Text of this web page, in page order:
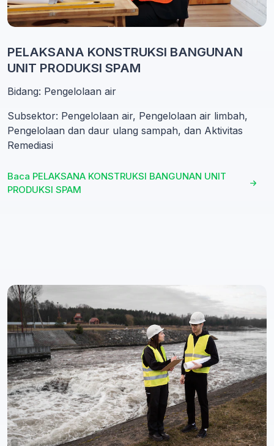
PELAKSANA KONSTRUKSI BANGUNAN
UNIT PRODUKSI SPAM
Bidang: Pengelolaan air
Subsektor: Pengelolaan air, Pengelolaan air limbah,
Pengelolaan dan daur ulang sampah, dan Aktivitas
Remediasi
Baca PELAKSANA KONSTRUKSI BANGUNAN UNIT
PRODUKSI SPAM